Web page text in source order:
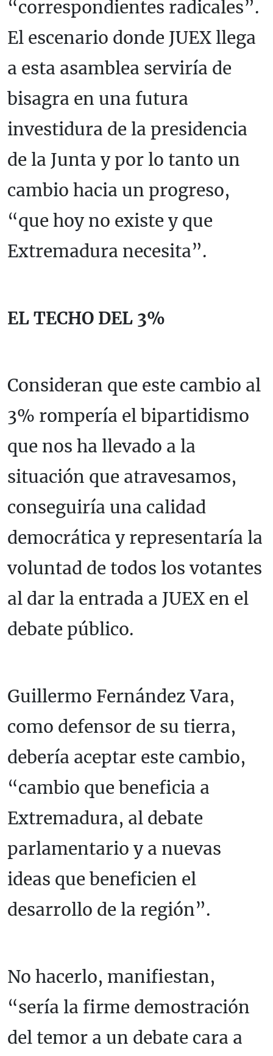
“correspondientes radicales”.
El escenario donde JUEX llega
a esta asamblea serviría de
bisagra en una futura
investidura de la presidencia
de la Junta y por lo tanto un
cambio hacia un progreso,
“que hoy no existe y que
Extremadura necesita”.
EL TECHO DEL 3%
Consideran que este cambio al
3% rompería el bipartidismo
que nos ha llevado a la
situación que atravesamos,
conseguiría una calidad
democrática y representaría la
voluntad de todos los votantes
al dar la entrada a JUEX en el
debate público.
Guillermo Fernández Vara,
como defensor de su tierra,
debería aceptar este cambio,
“cambio que beneficia a
Extremadura, al debate
parlamentario y a nuevas
ideas que beneficien el
desarrollo de la región”.
No hacerlo, manifiestan,
“sería la firme demostración
del temor a un debate cara a